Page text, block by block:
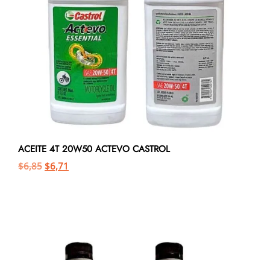
ACEITE 4T 20W50 ACTEVO CASTROL
$6,85 $6,71